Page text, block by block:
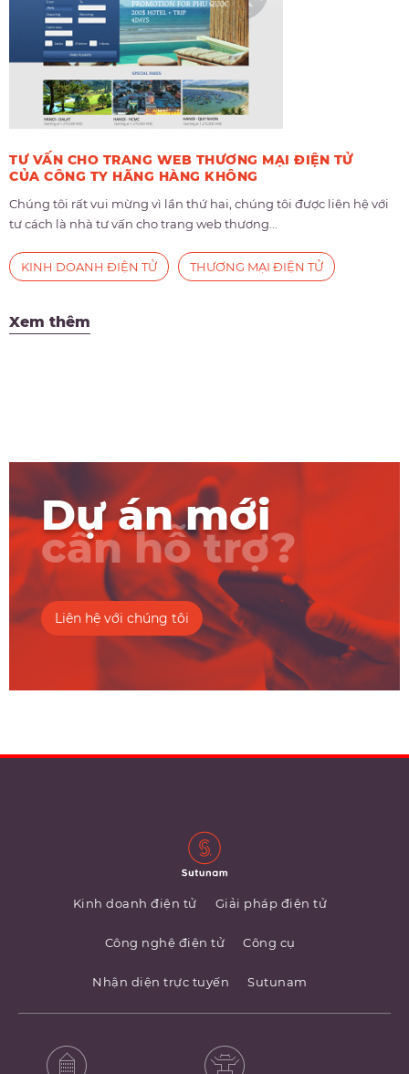
TƯ VẤN CHO TRANG WEB THƯƠNG MẠI ĐIỆN TỬ
CỦA CÔNG TY HÃNG HÀNG KHÔNG
Chúng tôi rất vui mừng vì lần thứ hai, chúng tôi được liên hệ với
tư cách là nhà tư vấn cho trang web thương...
Xem thêm
KINH DOANH ĐIỆN TỬ THƯƠNG MẠI ĐIỆN TỬ
Dự án mới
cần hỗ trợ?
Liên hệ với chúng tôi
Kinh doanh điện tử Giải pháp điện tử
Công nghệ điện tử Công cụ
Nhận diện trực tuyến Sutunam